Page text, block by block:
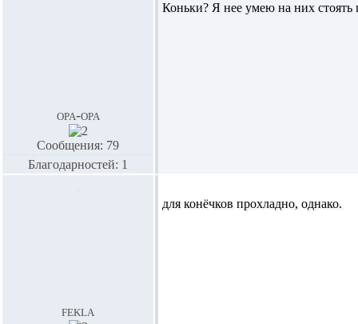
opa-opa
Сообщения: 79
Благодарностей: 1
Коньки? Я нее умею на них стоять
fekla
для конёчков прохладно, однако.